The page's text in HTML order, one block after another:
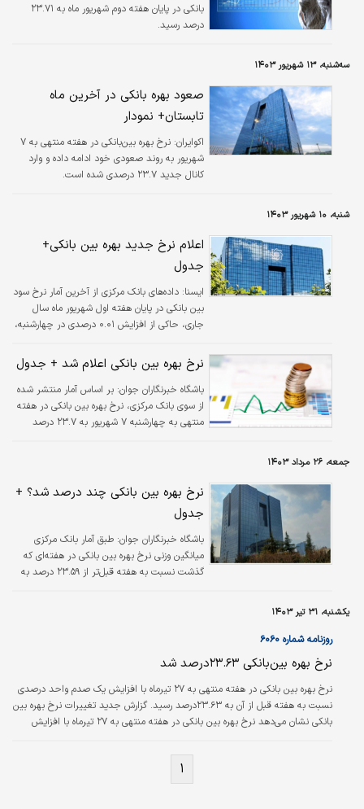
بانکی در پایان هفته دوم شهریور ماه به ۲۳.۷۱
درصد رسید.
سه‌شنبه، ۱۳ شهریور ۱۴۰۳
صعود بهره بانکی در آخرین ماه
تابستان+ نمودار
اکوایران:
نرخ بهره بین‌بانکی در هفته منتهی به ۷
شهریور به روند صعودی خود ادامه داده و وارد
کانال جدید ۲۳.۷ درصدی شده است.
شنبه، ۱۰ شهریور ۱۴۰۳
اعلام نرخ جدید بهره بین بانکی+
جدول
ایسنا: داده‌های بانک مرکزی از آخرین آمار نرخ سود
بین بانکی در پایان هفته اول شهریور ماه سال
جاری، حاکی از افزایش ۰.۰۱ درصدی در چهارشنبه،
نرخ بهره بین بانکی اعلام شد + جدول
باشگاه خبرنگاران جوان: بر اساس آمار منتشر شده
از سوی بانک مرکزی، نرخ بهره بین بانکی در هفته
منتهی به چهارشنبه ۷ شهریور به ۲۳.۷ درصد
جمعه، ۲۶ مرداد ۱۴۰۳
نرخ بهره بین بانکی چند درصد شد؟ +
جدول
باشگاه خبرنگاران جوان: طبق آمار بانک مرکزی
میانگین وزنی نرخ بهره بین بانکی در هفته‌ای که
گذشت نسبت به هفته قبل‌تر از ۲۳.۵۹ درصد به
یکشنبه، ۳۱ تیر ۱۴۰۳
روزنامه شماره ۶۰۶۰
نرخ بهره بین‌بانکی ۲۳.۶۳‌درصد شد
نرخ بهره بین بانکی در هفته منتهی به ۲۷ تیرماه با افزایش یک صدم واحد درصدی
نسبت به هفته قبل از آن به ۲۳.۶۳درصد رسید. گزارش جدید تغییرات نرخ بهره بین
بانکی نشان می‌دهد نرخ بهره بین بانکی در هفته منتهی به ۲۷ تیرماه با افزایش
در هفته منتهی به ۲۰ تیرماه با کاهش یک صدم واحد درصدی نسبت به هفته قبل
کاهش سه صدم درصدی نسبت به هفته قبل از آن به ۲۳.۶۳ درصد…
۱